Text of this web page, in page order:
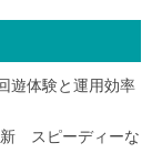
遊体験と運用効率
新 スピーディーな